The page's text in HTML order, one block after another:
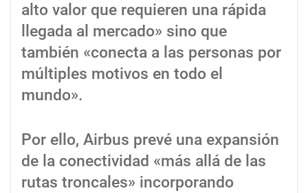
alto valor que requieren una rápida
llegada al mercado» sino que
también «conecta a las personas por
múltiples motivos en todo el
mundo».
Por ello, Airbus prevé una expansión
de la conectividad «más allá de las
rutas troncales» incorporando